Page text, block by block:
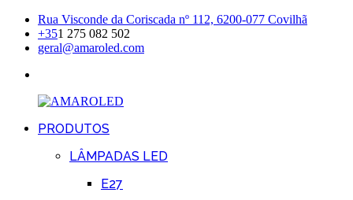
Skip
content
Rua Visconde da Coriscada nº 112, 6200-077 Covilhã
+351 275 082 502
geral@amaroled.com
PRODUTOS
LÂMPADAS LED
E27